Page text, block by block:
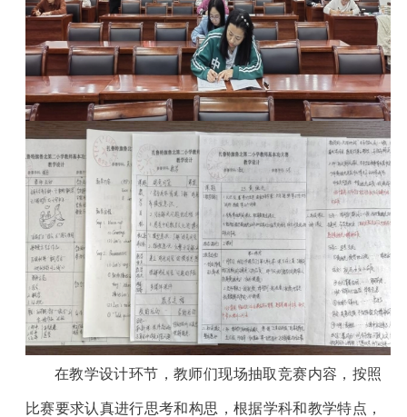
在教学设计环节，教师们现场抽取竞赛内容，按照
比赛要求认真进行思考和构思，根据学科和教学特点，